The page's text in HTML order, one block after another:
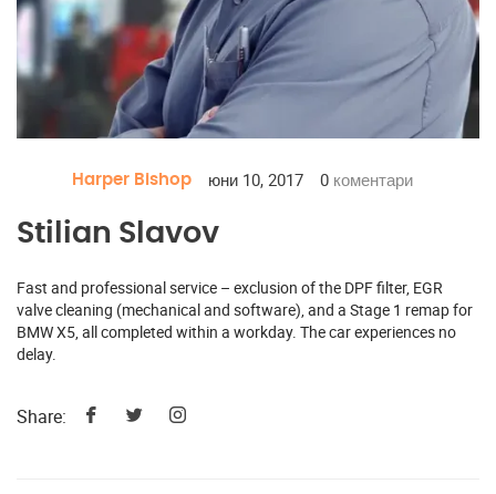
Harper Bishop юни 10, 2017 0 коментари
Stilian Slavov
Fast and professional service – exclusion of the DPF filter, EGR
valve cleaning (mechanical and software), and a Stage 1 remap for
BMW X5, all completed within a workday. The car experiences no
delay.
Share: